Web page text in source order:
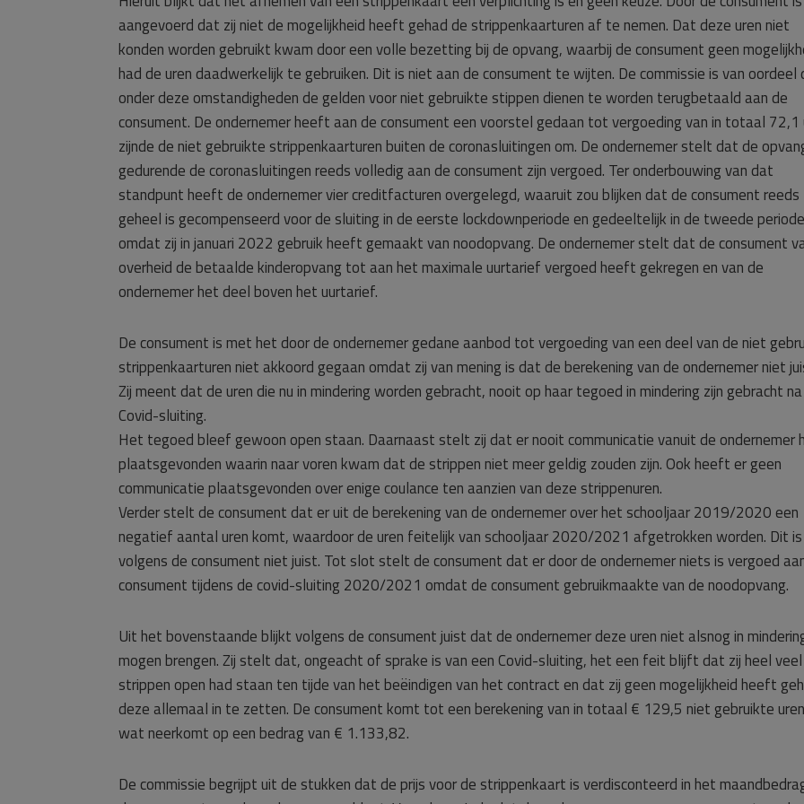
aangevoerd dat zij niet de mogelijkheid heeft gehad de strippenkaarturen af te nemen. Dat deze uren niet
konden worden gebruikt kwam door een volle bezetting bij de opvang, waarbij de consument geen
had de uren daadwerkelijk te gebruiken. Dit is niet aan de consument te wijten. De commissie is van oordeel
onder deze omstandigheden de gelden voor niet gebruikte stippen dienen te worden terugbetaald aan de
consument. De ondernemer heeft aan de consument een voorstel gedaan tot vergoeding van in totaal 72,1
zijnde de niet gebruikte strippenkaarturen buiten de coronasluitingen om. De ondernemer stelt dat de
gedurende de coronasluitingen reeds volledig aan de consument zijn vergoed. Ter onderbouwing van dat
standpunt heeft de ondernemer vier creditfacturen overgelegd, waaruit zou blijken dat de consument reeds
geheel is gecompenseerd voor de sluiting in de eerste lockdownperiode en gedeeltelijk in de tweede
omdat zij in januari 2022 gebruik heeft gemaakt van noodopvang. De ondernemer stelt dat de consument
overheid de betaalde kinderopvang tot aan het maximale uurtarief vergoed heeft gekregen en van de
ondernemer het deel boven het uurtarief.
De consument is met het door de ondernemer gedane aanbod tot vergoeding van een deel van de niet
strippenkaarturen niet akkoord gegaan omdat zij van mening is dat de berekening van de ondernemer niet
Zij meent dat de uren die nu in mindering worden gebracht, nooit op haar tegoed in mindering zijn gebracht
Covid-sluiting.
Het tegoed bleef gewoon open staan. Daarnaast stelt zij dat er nooit communicatie vanuit de ondernemer
plaatsgevonden waarin naar voren kwam dat de strippen niet meer geldig zouden zijn. Ook heeft er geen
communicatie plaatsgevonden over enige coulance ten aanzien van deze strippenuren.
Verder stelt de consument dat er uit de berekening van de ondernemer over het schooljaar 2019/2020 een
negatief aantal uren komt, waardoor de uren feitelijk van schooljaar 2020/2021 afgetrokken worden. Dit is
volgens de consument niet juist. Tot slot stelt de consument dat er door de ondernemer niets is vergoed
consument tijdens de covid-sluiting 2020/2021 omdat de consument gebruikmaakte van de noodopvang.
Uit het bovenstaande blijkt volgens de consument juist dat de ondernemer deze uren niet alsnog in
mogen brengen. Zij stelt dat, ongeacht of sprake is van een Covid-sluiting, het een feit blijft dat zij heel veel
strippen open had staan ten tijde van het beëindigen van het contract en dat zij geen mogelijkheid heeft
deze allemaal in te zetten. De consument komt tot een berekening van in totaal € 129,5 niet gebruikte
wat neerkomt op een bedrag van € 1.133,82.
De commissie begrijpt uit de stukken dat de prijs voor de strippenkaart is verdisconteerd in het